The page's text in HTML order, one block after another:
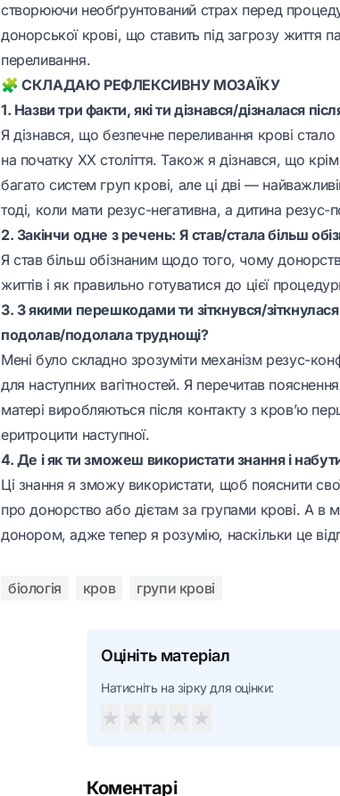
створюючи необґрунтований страх перед
донорської крові, що ставить під загрозу життя
переливання.
🧩 СКЛАДАЮ РЕФЛЕКСИВНУ МОЗАЇКУ
1. Назви три факти, які ти дізнався/дізналася
Я дізнався, що безпечне переливання крові
на початку XX століття. Також я дізнався, що
багато систем груп крові, але ці дві —
тоді, коли мати резус-негативна, а дитина резус-
2. Закінчи одне з речень: Я став/стала більш
Я став більш обізнаним щодо того, чому
життів і як правильно готуватися до цієї
3. З якими перешкодами ти зіткнувся/
подолав/подолала труднощі?
Мені було складно зрозуміти механізм резус-
для наступних вагітностей. Я перечитав
матері виробляються після контакту з кров’ю
еритроцити наступної.
4. Де і як ти зможеш використати знання і
Ці знання я зможу використати, щоб пояснити
про донорство або дієтам за групами крові. А в
донором, адже тепер я розумію, наскільки це
біологія кров групи крові
Оцініть матеріал
Натисніть на зірку для оцінки:
★ ★ ★ ★ ★
Коментарі